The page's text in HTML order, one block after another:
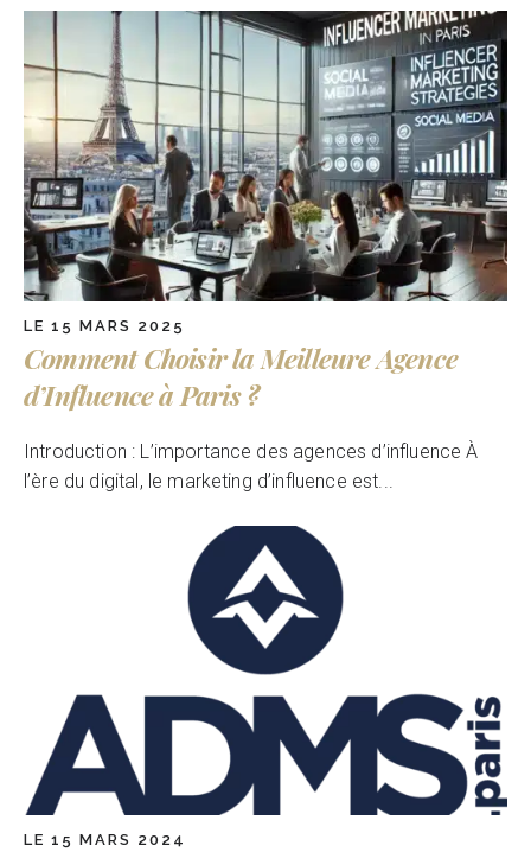
LE 15 MARS 2025
Comment Choisir la Meilleure Agence
d’Influence à Paris ?
Introduction : L’importance des agences d’influence À
l’ère du digital, le marketing d’influence est...
LE 15 MARS 2024